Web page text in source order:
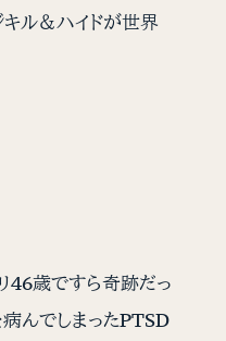
キル＆ハイドが世界
46歳ですら奇跡だっ
んでしまったPTSD